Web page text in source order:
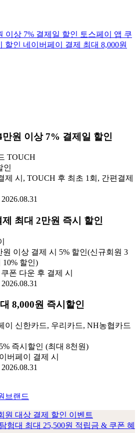
이상 7% 결제일 할인 토스페이 앱 쿠
할인 네이버페이 결제 최대 8,000원
원 이상 7% 결제일 할인
TOUCH
인
제 시, TOUCH 후 최초 1회, 간편결제
최대 2만원 즉시 할인
원 이상 결제 시 5% 할인(신규회원 3
10% 할인)
폰 다운 후 결제 시
8,000원 즉시할인
이 신한카드, 우리카드, NH농협카드
즉시할인 (최대 8천원)
버페이 결제 시
브랜드